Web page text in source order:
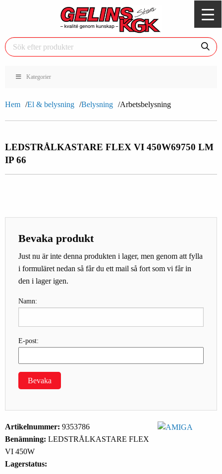
Kategorier
Hem El & belysning Belysning Arbetsbelysning
LEDSTRÅLKASTARE FLEX VI 450W69750 LM
IP 66
Bevaka produkt
Just nu är inte denna produkten i lager, men genom att fylla
i formuläret nedan så får du ett mail så fort som vi får in
den i lager igen.
Namn:
E-post:
Bevaka
Artikelnummer: 9353786
Benämning: LEDSTRÅLKASTARE FLEX
VI 450W
Lagerstatus: